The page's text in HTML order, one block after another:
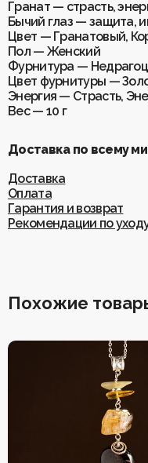
Гранат — страсть,
Бычий глаз — защита,
Цвет — Гранатовый,
Пол — Женский
Фурнитура —
Цвет фурнитуры —
Энергия — Страсть,
Вес — 10 г
Доставка по всему
Доставка
Оплата
Гарантия и возврат
Рекомендации по
Похожие